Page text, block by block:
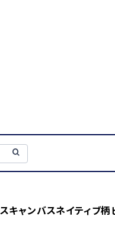
キャンバスネイティブ柄